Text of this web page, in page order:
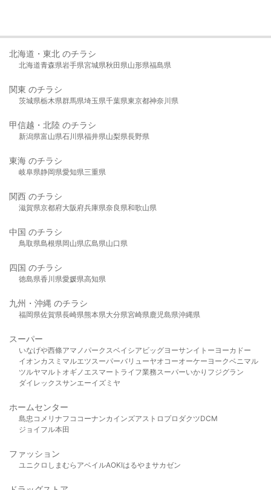
北海道・東北 のチラシ
北海道青森県岩手県宮城県秋田県山形県福島県
関東 のチラシ
茨城県栃木県群馬県埼玉県千葉県東京都神奈川県
甲信越・北陸 のチラシ
新潟県富山県石川県福井県山梨県長野県
東海 のチラシ
岐阜県静岡県愛知県三重県
関西 のチラシ
滋賀県京都府大阪府兵庫県奈良県和歌山県
中国 のチラシ
鳥取県島根県岡山県広島県山口県
四国 のチラシ
徳島県香川県愛媛県高知県
九州・沖縄 のチラシ
福岡県佐賀県長崎県熊本県大分県宮崎県鹿児島県沖縄県
スーパー
いなげや西條アマノパークスベイシア ビッグヨーサンイトーヨーカドー
イオンカスミ マルエツスーパーバリューヤオコーオーケー ヨークベニマル
ツルヤマルト オギノ エスマート ライフ業務スーパーいかり フジグラン
ダイレックスサンエーイズミヤ
ホームセンター
島忠 コメリ ナフコ コーナンカインズアストロプロダクツDCM
ジョイフル本田
ファッション
ユニクロ しまむら アベイルAOKIはるやま サカゼン